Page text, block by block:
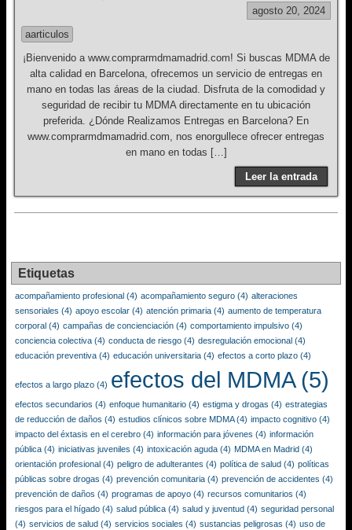
agosto 20, 2024
aarticulos
¡Bienvenido a www.comprarmdmamadrid.com! Si buscas MDMA de
alta calidad en Barcelona, ofrecemos un servicio de entregas en
mano en todas las áreas de la ciudad. Disfruta de la comodidad y
seguridad de recibir tu MDMA directamente en tu ubicación
preferida. ¿Dónde Realizamos Entregas en Barcelona? En
www.comprarmdmamadrid.com, nos enorgullece ofrecer entregas
en mano en todas […]
Leer la entrada
Etiquetas
acompañamiento profesional (4) acompañamiento seguro (4) alteraciones
sensoriales (4) apoyo escolar (4) atención primaria (4) aumento de temperatura
corporal (4) campañas de concienciación (4) comportamiento impulsivo (4)
conciencia colectiva (4) conducta de riesgo (4) desregulación emocional (4)
educación preventiva (4) educación universitaria (4) efectos a corto plazo (4)
efectos a largo plazo (4) efectos del MDMA(5)
efectos secundarios (4) enfoque humanitario (4) estigma y drogas (4) estrategias
de reducción de daños (4) estudios clínicos sobre MDMA(4) impacto cognitivo (4)
impacto del éxtasis en el cerebro (4) información para jóvenes (4) información
pública (4) iniciativas juveniles (4) intoxicación aguda (4) MDMA en Madrid (4)
orientación profesional (4) peligro de adulterantes (4) política de salud (4) políticas
públicas sobre drogas (4) prevención comunitaria (4) prevención de accidentes (4)
prevención de daños (4) programas de apoyo (4) recursos comunitarios (4)
riesgos para el hígado (4) salud pública (4) salud y juventud (4) seguridad personal
(4) servicios de salud (4) servicios sociales (4) sustancias peligrosas (4) uso de